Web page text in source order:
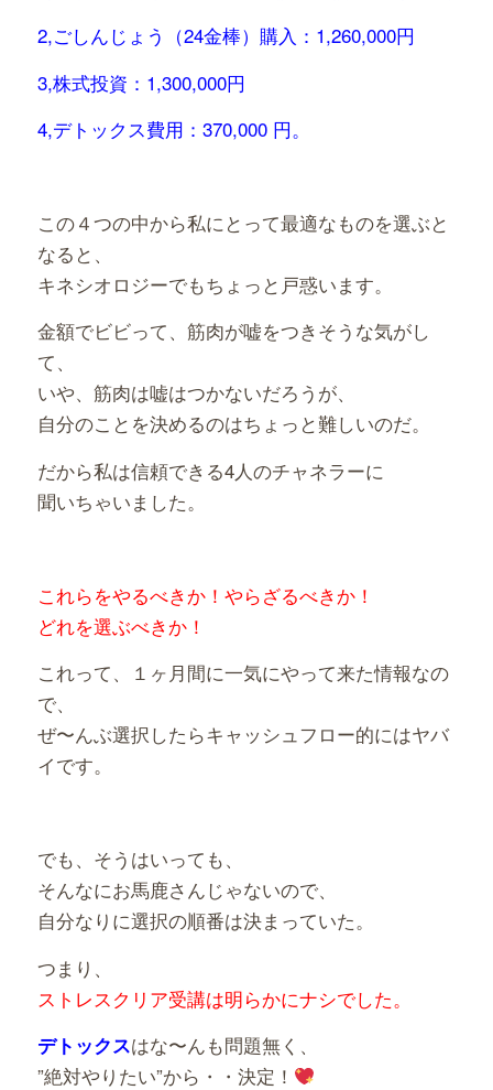
2,ごしんじょう（24金棒）購入：1,260,000円
3,株式投資：1,300,000円
4,デトックス費用：370,000 円。
この４つの中から私にとって最適なものを選ぶと
なると、
キネシオロジーでもちょっと戸惑います。
金額でビビって、筋肉が嘘をつきそうな気がし
て、
いや、筋肉は嘘はつかないだろうが、
自分のことを決めるのはちょっと難しいのだ。
だから私は信頼できる4人のチャネラーに
聞いちゃいました。
これらをやるべきか！やらざるべきか！
どれを選ぶべきか！
これって、１ヶ月間に一気にやって来た情報なの
で、
ぜ〜んぶ選択したらキャッシュフロー的にはヤバ
イです。
でも、そうはいっても、
そんなにお馬鹿さんじゃないので、
自分なりに選択の順番は決まっていた。
つまり、
ストレスクリア受講は明らかにナシでした。
デトックスはな〜んも問題無く、
”絶対やりたい”から・・決定！